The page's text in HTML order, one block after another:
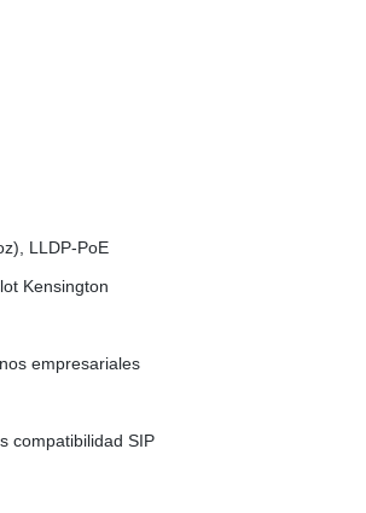
LLDP-PoE
Kensington
empresariales
compatibilidad SIP